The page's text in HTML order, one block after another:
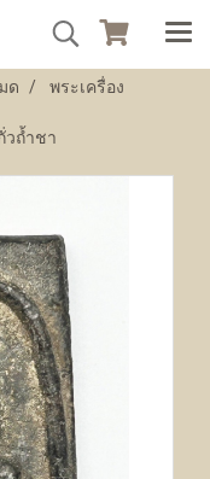
ด
พระเครื่อง
วถ้ำชา